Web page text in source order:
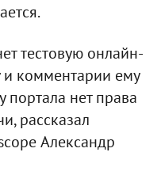
тестовую онлайн-
и комментарии ему
нет права
рассказал
Александр